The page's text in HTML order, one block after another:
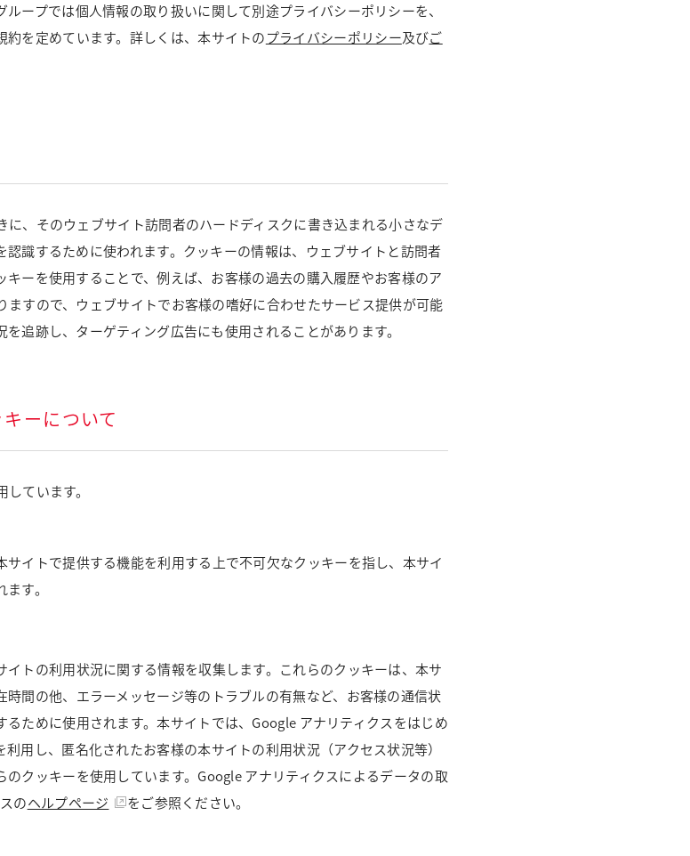
ープでは個人情報の取り扱いに関して別途プライバシーポリシーを、
を定めています。詳しくは、本サイトのプライバシーポリシー及びご
、そのウェブサイト訪問者のハードディスクに書き込まれる小さなデ
識するために使われます。クッキーの情報は、ウェブサイトと訪問者
ーを使用することで、例えば、お客様の過去の購入履歴やお客様のア
すので、ウェブサイトでお客様の嗜好に合わせたサービス提供が可能
追跡し、ターゲティング広告にも使用されることがあります。
ーについて
ています。
イトで提供する機能を利用する上で不可欠なクッキーを指し、本サイ
す。
トの利用状況に関する情報を収集します。これらのクッキーは、本サ
間の他、エラーメッセージ等のトラブルの有無など、お客様の通信状
ために使用されます。本サイトでは、Google アナリティクスをはじめ
用し、匿名化されたお客様の本サイトの利用状況（アクセス状況等）
クッキーを使用しています。Google アナリティクスによるデータの取
のヘルプページ をご参照ください。